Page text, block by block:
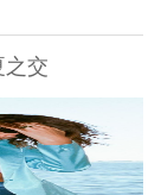
之交